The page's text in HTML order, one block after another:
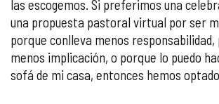
las escogemos. Si preferimos una
una propuesta pastoral virtual por ser
porque conlleva menos
menos implicación, o porque lo puedo
sofá de mi casa, entonces hemos